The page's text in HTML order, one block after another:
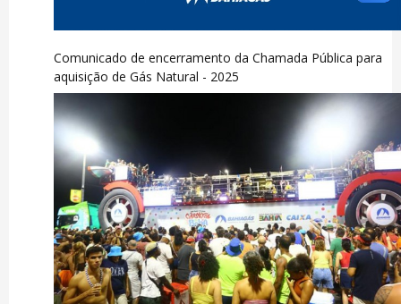
Comunicado de encerramento da Chamada Pública para
aquisição de Gás Natural - 2025